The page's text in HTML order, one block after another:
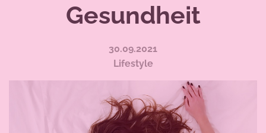
Gesundheit
30.09.2021
Lifestyle